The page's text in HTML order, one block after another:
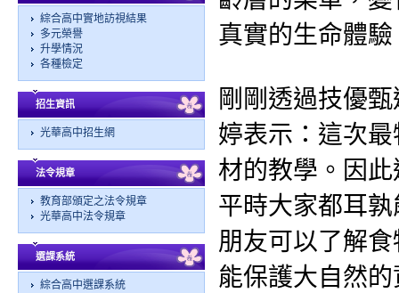
綜合高中實地訪視結果
多元榮譽
升學情況
各種檢定
招生資訊
光華高中招生網
法令規章
教育部頒定之法令規章
光華高中法令規章
選課系統
綜合高中選課系統
真實的生命體驗
剛剛透過技優
婷表示：這次
材的教學。因
平時大家都耳
朋友可以了解
能保護大自然